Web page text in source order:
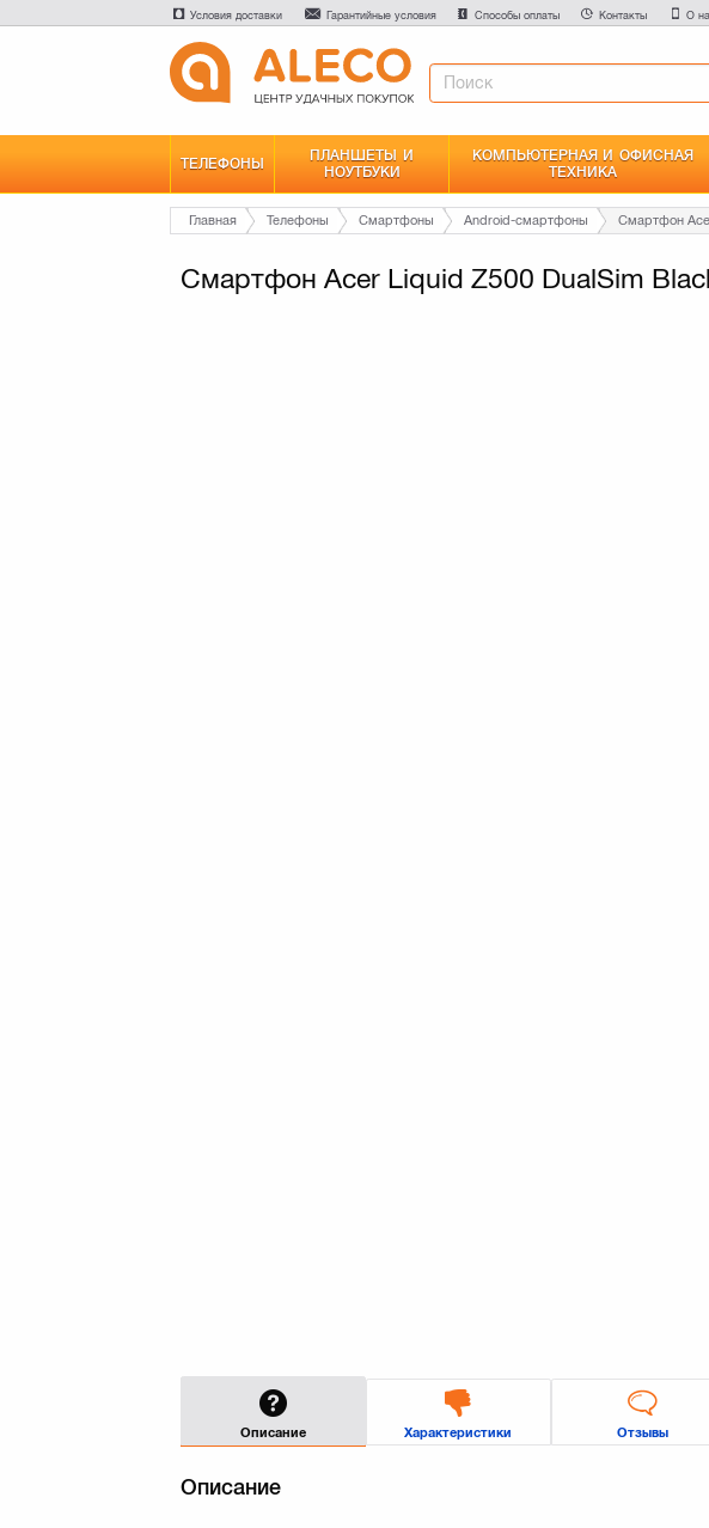
Условия доставки Гарантийные условия Способы оплаты Контакты О
ТЕЛЕФОНЫ
ПЛАНШЕТЫ И
НОУТБУКИ
КОМПЬЮТЕРНАЯ И ОФИСНАЯ
ТЕХНИКА
Главная Телефоны Смартфоны Android-смартфоны
Смартфон Acer Liquid Z500 DualSim
Описание Характеристики Отзывы
Описание